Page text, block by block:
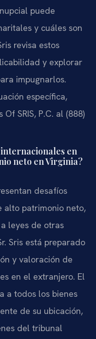
puede
y cuáles son
revisa estos
y explorar
impugnarlos.
específica,
SRIS, P.C. al (888)
internacionales en
neto en Virginia?
desafíos
alto patrimonio neto,
leyes de otras
Sris está preparado
y valoración de
en el extranjero. El
a todos los bienes
de su ubicación,
del tribunal